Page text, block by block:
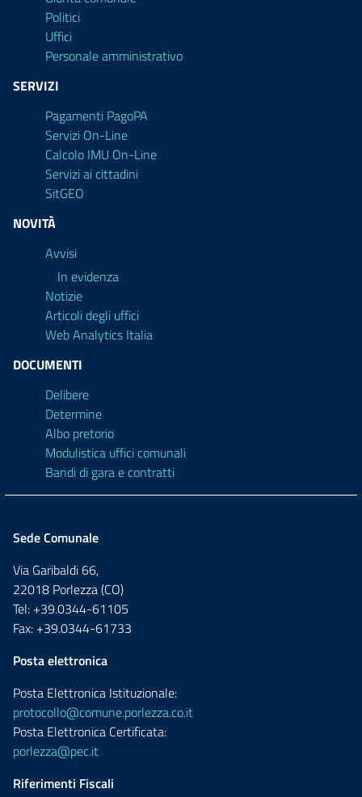
Politici
Uffici
Personale amministrativo
SERVIZI
Pagamenti PagoPA
Servizi On-Line
Calcolo IMU On-Line
Servizi ai cittadini
SitGEO
NOVITÀ
Avvisi
In evidenza
Notizie
Articoli degli uffici
Web Analytics Italia
DOCUMENTI
Delibere
Determine
Albo pretorio
Modulistica uffici comunali
Bandi di gara e contratti
Sede Comunale
Via Garibaldi 66,
22018 Porlezza (CO)
Tel: +39.0344-61105
Fax: +39.0344-61733
Posta elettronica
Posta Elettronica Istituzionale:
protocollo@comune.porlezza.co.it
Posta Elettronica Certificata:
porlezza@pec.it
Riferimenti Fiscali